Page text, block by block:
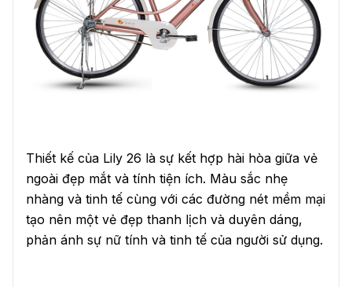
Thiết kế của Lily 26 là sự kết hợp hài hòa giữa vẻ
ngoài đẹp mắt và tính tiện ích. Màu sắc nhẹ
nhàng và tinh tế cùng với các đường nét mềm mại
tạo nên một vẻ đẹp thanh lịch và duyên dáng,
phản ánh sự nữ tính và tinh tế của người sử dụng.